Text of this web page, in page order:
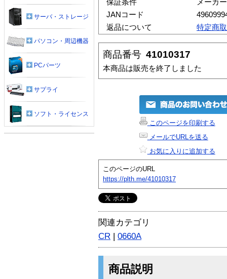
保証条件
メーカ
JANコード
返品について
特定商
商品番号 41010317
本商品は販売を終了しました
このページを印刷する
メールでURLを送る
お気に入りに追加する
このページのURL
https://plth.me/41010317
関連カテゴリ
CR | 0660A
商品説明
サーバ・ストレージ
パソコン・周辺機器
PCパーツ
サプライ
ソフト・ライセンス